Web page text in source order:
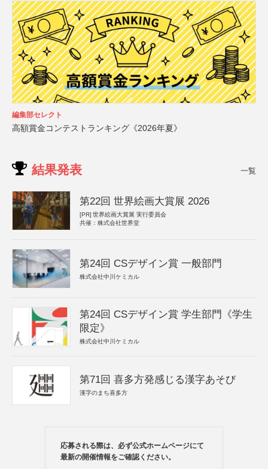
編集部セレクト
高額賞金コンテストランキング《2026年夏》
結果発表 一覧
第22回 世界絵画大賞展 2026
[PR] 世界絵画大賞展 実行委員会
共催：株式会社世界堂
第24回 CSデザイン賞 一般部門
株式会社中川ケミカル
第24回 CSデザイン賞 学生部門《学生
限定》
株式会社中川ケミカル
第71回 喜多方発感じる漢字あそび
漢字のまち喜多方
応募される際は、必ず公式ホームページにて
最新の開催情報をご確認ください。